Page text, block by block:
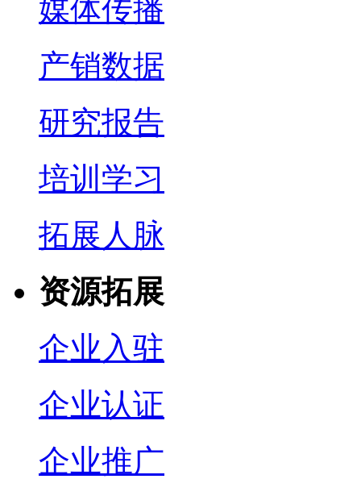
媒体传播
产销数据
研究报告
培训学习
拓展人脉
资源拓展
企业入驻
企业认证
企业推广